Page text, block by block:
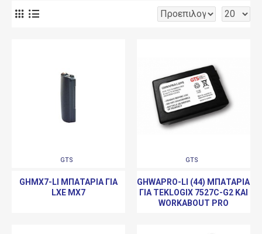
GTS
GHMX7-LI ΜΠΑΤΑΡΊΑ ΓΙΑ
LXE MX7
GTS
GHWAPRO-LI (44) ΜΠΑΤΑΡΊΑ
ΓΙΑ TEKLOGIX 7527C-G2 ΚΑΙ
WORKABOUT PRO